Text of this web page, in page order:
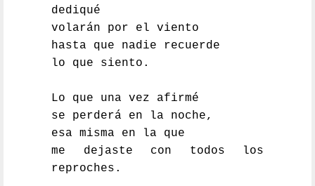
dediqué
volarán por el viento
hasta que nadie recuerde
lo que siento.
Lo que una vez afirmé
se perderá en la noche,
esa misma en la que
me dejaste con todos los
reproches.